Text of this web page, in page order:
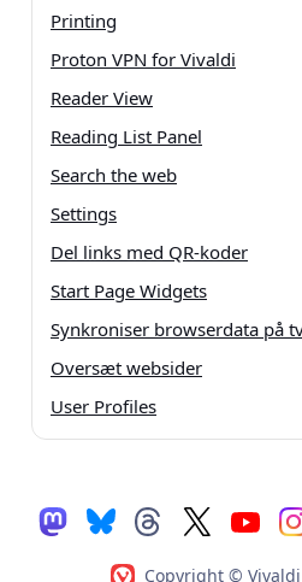
Printing
Proton VPN for Vivaldi
Reader View
Reading List Panel
Search the web
Settings
Del links med QR-koder
Start Page Widgets
Synkroniser browserdata på
Oversæt websider
User Profiles
Copyright ©